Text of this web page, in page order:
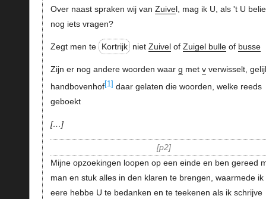
Over naast spraken wij van Zuivel, mag ik U, als 't U
nog iets vragen?
Zegt men te Kortrijk nietZuivel ofZuigel bulle of busse
Zijn er nog andere woorden waar g met vverwisselt,
handbovenhof[1] daar gelaten die woorden, welke reeds
geboekt
…
p2
Mijne opzoekingen loopen op een einde en ben gereed
man en stuk alles in den klaren te brengen, waarmede ik
eere hebbe U te bedanken en te teekenen als ik schrijve